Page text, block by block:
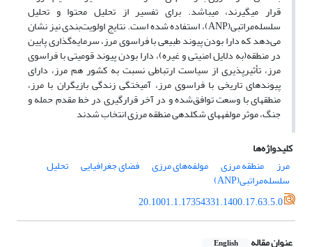
قرار می­گیرند، می­باشد. برای تفسیر از تحلیل محتوا و تحلیل
سلسله‌مراتبی(ANP)، استفاده شده است. نتایج اولویت‌بندی نیز نشان
می‌دهد که دارا بودن پیوند طبیعی با فراسوی مرز، سرمایه‌گذاری پایین
در منطقه(به دلایل امنیتی و غیره)، دارا بودن پیوند قومیتی با فراسوی
مرز، تأثیرپذیری از سیاست ارتباطی نسبت به کشور هم مرز، دارای
پیوندهای تاریخی با فراسوی مرز، آمیختگی زندگی بازیگران با مرز،
منطقه­ای با وسعت توافق‌شده و در آخر قرارگیری در خط مقدم حمله و
جنگ، موثر مولفه­های شکل­­دهی منطقه مرزی انتخاب شدند
کلیدواژه‌ها
مرز
منطقه مرزی مولفه‌های مرزی فضای جغرافیایی تحلیل
سلسله‌مراتبی(ANP)
20.1001.1.17354331.1400.17.63.5.0
عنوان مقاله English